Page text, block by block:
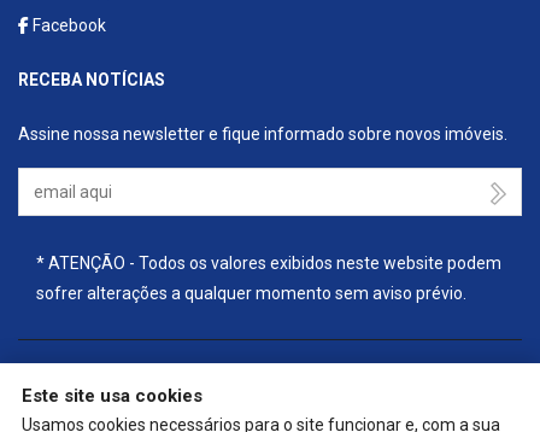
Facebook
RECEBA NOTÍCIAS
Assine nossa newsletter e fique informado sobre novos imóveis.
Seu Email
* ATENÇÃO - Todos os valores exibidos neste website podem
sofrer alterações a qualquer momento sem aviso prévio.
🔒| Copyright © 2025 - Website gerado por
de Gestão Imobiliária|Política de Privacidade e Cookies|
Este site usa cookies
Usamos cookies necessários para o site funcionar e, com a sua